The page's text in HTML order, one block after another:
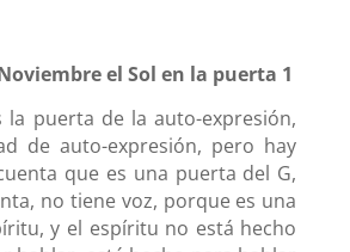
el Sol en la puerta 1
la puerta de la auto-expresión,
de auto-expresión, pero hay
que es una puerta del G,
no tiene voz, porque es una
y el espíritu no está hecho